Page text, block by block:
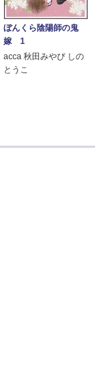
ぼんくら陰陽師の鬼
嫁 1
acca 秋田みやび しの
とうこ